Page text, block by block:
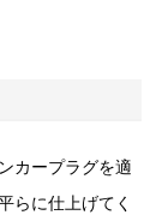
カープラグを適
らに仕上げてく